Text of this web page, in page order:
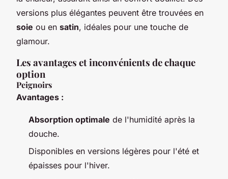
versions plus élégantes peuvent être trouvées en
soie ou en satin, idéales pour une touche de
glamour.
Les avantages et inconvénients de chaque
option
Peignoirs
Avantages :
Absorption optimale de l'humidité après la
douche.
Disponibles en versions légères pour l'été et
épaisses pour l'hiver.